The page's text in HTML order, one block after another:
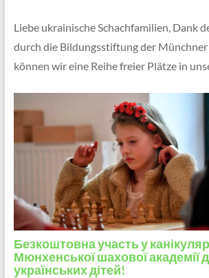
Liebe ukrainische Schachfamilien, Dank
durch die Bildungsstiftung der
können wir eine Reihe freier Plätze in
Безкоштовна участь у
Мюнхенської шахової академії
українських дітей!